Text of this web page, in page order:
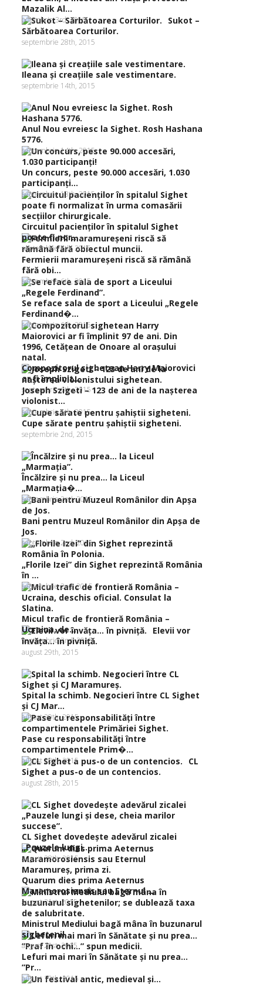
Mazalik Al...
octombrie 3rd, 2015
Sukot –
Sărbătoarea Corturilor.
septembrie 28th, 2015
Ileana şi creaţiile sale vestimentare.
septembrie 14th, 2015
Anul Nou evreiesc la Sighet. Rosh Hashana
5776.
septembrie 14th, 2015
Un concurs, peste 90.000 accesări, 1.030
participanţi...
septembrie 13th, 2015
Circuitul pacienţilor în spitalul Sighet
poate fi nor...
septembrie 6th, 2015
Fermierii maramureşeni riscă să rămână
fără obi...
septembrie 6th, 2015
Se reface sala de sport a Liceului „Regele
Ferdinand�...
septembrie 6th, 2015
Compozitorul sighetean Harry Maiorovici
ar fi împlinit...
septembrie 6th, 2015
Joseph Szigeti – 123 de ani de la naşterea
violonist...
septembrie 5th, 2015
Cupe sărate pentru şahiştii sigheteni.
septembrie 2nd, 2015
Încălzire şi nu prea… la Liceul
„Marmaţia�...
septembrie 2nd, 2015
Bani pentru Muzeul Românilor din Apşa de
Jos.
septembrie 2nd, 2015
„Florile Izei” din Sighet reprezintă România
în ...
septembrie 2nd, 2015
Micul trafic de frontieră România –
Ucraina, de...
septembrie 2nd, 2015
Elevii vor
învăţa… în pivniţă.
august 29th, 2015
Spital la schimb. Negocieri între CL Sighet
şi CJ Mar...
august 29th, 2015
Pase cu responsabilităţi între
compartimentele Prim�...
august 28th, 2015
CL
Sighet a pus-o de un contencios.
august 28th, 2015
CL Sighet dovedeşte adevărul zicalei
„Pauzele lungi...
august 28th, 2015
Quarum dies prima Aeternus
Maramorosiensis sau Eternul ...
august 21st, 2015
Ministrul Mediului bagă mâna în buzunarul
sighetenil...
august 21st, 2015
Lefuri mai mari în Sănătate şi nu prea…
”Pr...
august 19th, 2015